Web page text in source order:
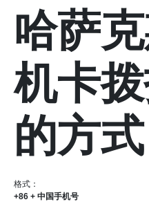
哈萨
机卡
的方式
格式：
+86 + 中国手机号